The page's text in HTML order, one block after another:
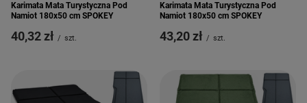
Karimata Mata Turystyczna Pod
Namiot 180x50 cm SPOKEY
40,32 zł / szt.
Karimata Mata Turystyczna Pod
Namiot 180x50 cm SPOKEY
43,20 zł / szt.